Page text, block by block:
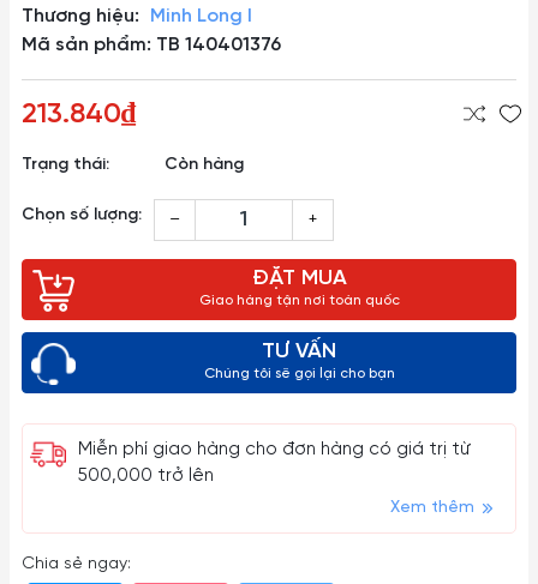
Thương hiệu:
Minh Long I
Mã sản phẩm: TB 140401376
213.840₫
Trạng thái: Còn hàng
Chọn số lượng: – +
ĐẶT MUA
Giao hàng tận nơi toàn quốc
TƯ VẤN
Chúng tôi sẽ gọi lại cho bạn
Miễn phí giao hàng cho đơn hàng có giá trị từ
500,000 trở lên
Xem thêm
Chia sẻ ngay: